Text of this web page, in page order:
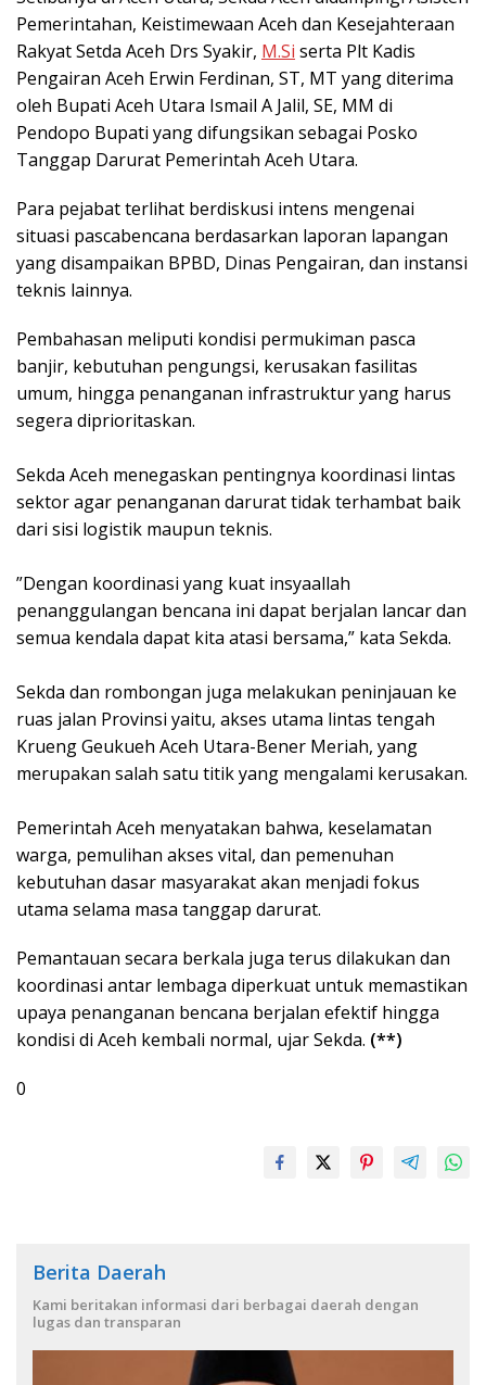
Pemerintahan, Keistimewaan Aceh dan Kesejahteraan
Rakyat Setda Aceh Drs Syakir, M.Si serta Plt Kadis
Pengairan Aceh Erwin Ferdinan, ST, MT yang diterima
oleh Bupati Aceh Utara Ismail A Jalil, SE, MM di
Pendopo Bupati yang difungsikan sebagai Posko
Tanggap Darurat Pemerintah Aceh Utara.
Para pejabat terlihat berdiskusi intens mengenai
situasi pascabencana berdasarkan laporan lapangan
yang disampaikan BPBD, Dinas Pengairan, dan instansi
teknis lainnya.
Pembahasan meliputi kondisi permukiman pasca
banjir, kebutuhan pengungsi, kerusakan fasilitas
umum, hingga penanganan infrastruktur yang harus
segera diprioritaskan.
‎Sekda Aceh menegaskan pentingnya koordinasi lintas
sektor agar penanganan darurat tidak terhambat baik
dari sisi logistik maupun teknis.
‎”Dengan koordinasi yang kuat insyaallah
penanggulangan bencana ini dapat berjalan lancar dan
semua kendala dapat kita atasi bersama,” kata Sekda.
‎Sekda dan rombongan juga melakukan peninjauan ke
ruas jalan Provinsi yaitu, akses utama lintas tengah
Krueng Geukueh Aceh Utara-Bener Meriah, yang
merupakan salah satu titik yang mengalami kerusakan.
‎Pemerintah Aceh menyatakan bahwa, keselamatan
warga, pemulihan akses vital, dan pemenuhan
kebutuhan dasar masyarakat akan menjadi fokus
utama selama masa tanggap darurat.
Pemantauan secara berkala juga terus dilakukan dan
koordinasi antar lembaga diperkuat untuk memastikan
upaya penanganan bencana berjalan efektif hingga
kondisi di Aceh kembali normal, ujar Sekda. (**)
0
Berita Daerah
Kami beritakan informasi dari berbagai daerah dengan
lugas dan transparan